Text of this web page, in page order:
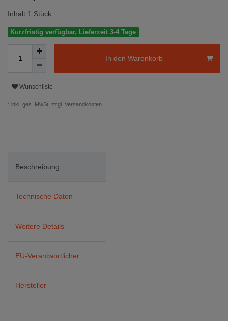
Inhalt 1 Stück
Kurzfristig verfügbar, Lieferzeit 3-4 Tage
In den Warenkorb
Wunschliste
* inkl. ges. MwSt. zzgl. Versandkosten
Beschreibung
Technische Daten
Weitere Details
EU-Verantwortlicher
Hersteller